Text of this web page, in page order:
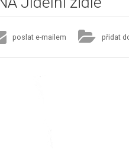
poslat e-mailem přidat